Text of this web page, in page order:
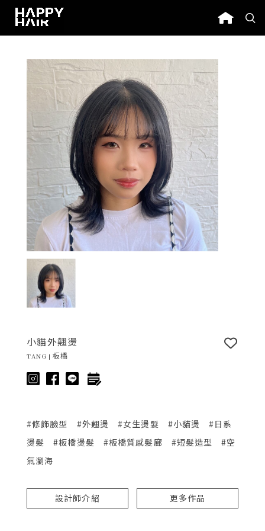
小貓外翹燙
TANG | 板橋
#修飾臉型 #外翹燙 #女生燙髮 #小貓燙
#日系
燙髮
#板橋燙髮 #板橋質感髮廊 #短髮造型
#空
氣瀏海
設計師介紹 更多作品